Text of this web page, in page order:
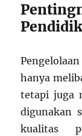
hanya
tetapi juga
digunakan
kualitas